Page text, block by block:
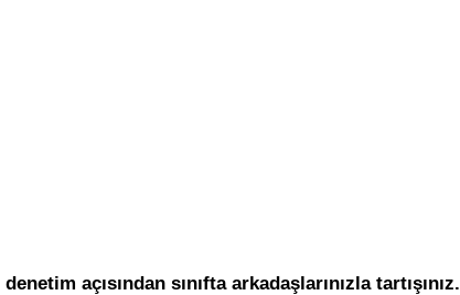
açısından sınıfta arkadaşlarınızla tartışınız.